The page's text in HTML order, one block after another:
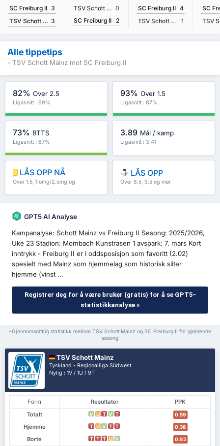
SC Freiburg II 3
TSV Schott Mainz 3
TSV Schott Mainz 0
SC Freiburg II 2
SC Freiburg II 4
TSV Schott Mainz
1
SC
Alle tippetips
- TSV Schott Mainz mot SC Freiburg II
82% Over 2.5
Ligasnitt : 69%
93% Over 1.5
Ligasnitt : 87%
73% BTTS
Ligasnitt : 67%
3.89 Mål / kamp
Ligasnitt : 3.41
LÅS OPP NÅ
Over 1.5, 1.omg/2.omg og
LÅS OPP
Over 8.5, 9.5 og mer
GPT5 AI Analyse
Kampanalyse: Schott Mainz vs Freiburg II Sesong: 2025/2026,
Uke 23 Stadion: Mombach Kunstrasen 1 avspark: 7. mars Kort
inntrykk - Freiburg II er i oddsposisjon som favoritt (2.02)
spesielt med Mainz som hjemmelag som historisk sliter
hjemme (vinst ...
Registrer deg for å være bruker (gratis) for å se GPT5-
statistikkanalyse »
*Gjennomsnittlig statistikk mellom TSV Schott Mainz og SC Freiburg II for gjeldende
sesong
TSV Schott Mainz
Tyskland - Regionalliga Südwest
Nylig : 1V / 1U / 9T
Form Resultater
PPK
Totalt
V U T V T 0.59
Hjemme T U V T T 0.36
Borte T T T U V 0.82